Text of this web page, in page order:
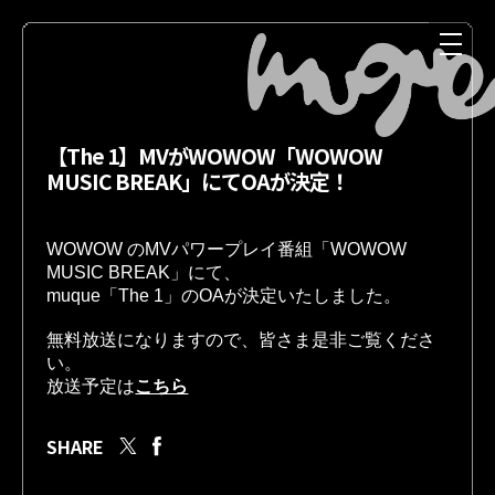
NEWS MEDIA
【The 1】MVがWOWOW「WOWOW
MUSIC BREAK」にてOAが決定！
WOWOW のMVパワープレイ番組
「WOWOW
MUSIC BREAK」にて、
muque「The 1」のOAが決定いたしました。
無料放送になりますので、皆さま是非ご覧くださ
い。
放送予定はこちら
SHARE